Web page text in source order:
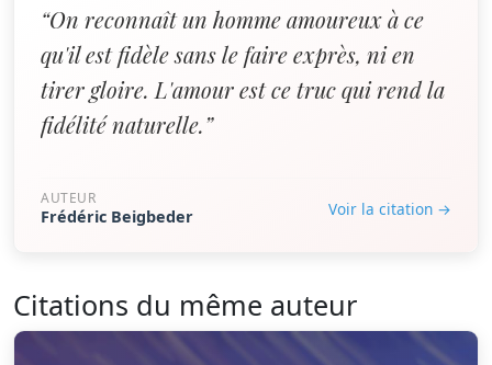
“On reconnaît un homme amoureux à ce
qu'il est fidèle sans le faire exprès, ni en
tirer gloire. L'amour est ce truc qui rend la
fidélité naturelle.”
AUTEUR
Frédéric Beigbeder Voir la citation →
Citations du même auteur